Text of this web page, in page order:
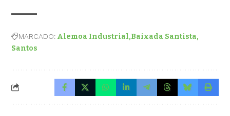
MARCADO: Alemoa Industrial Baixada Santista
Santos